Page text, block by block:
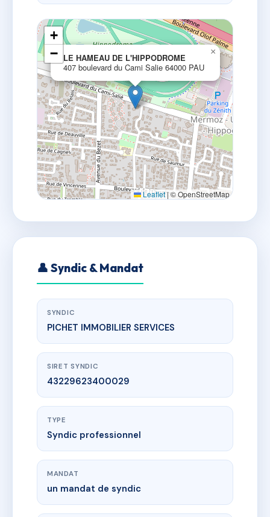
LE HAMEAU DE L'HIPPODROME
407 boulevard du Cami Salie 64000 PAU
×
+
−
Leaflet |© OpenStreetMap
👤 Syndic & Mandat
SYNDIC
PICHET IMMOBILIER SERVICES
SIRET SYNDIC
43229623400029
TYPE
Syndic professionnel
MANDAT
un mandat de syndic